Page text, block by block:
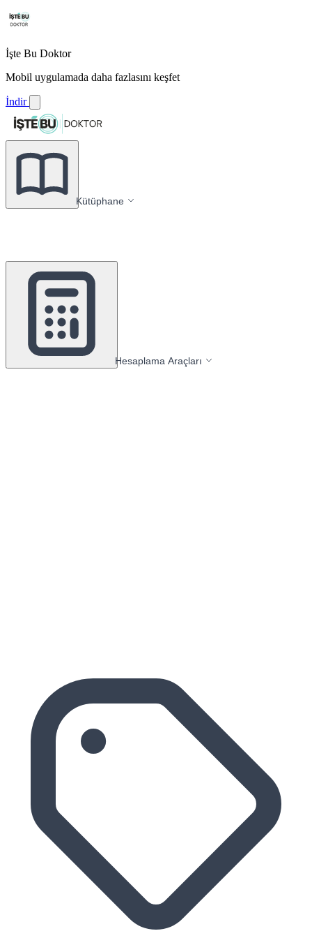
İşte Bu Doktor
Mobil uygulamada daha fazlasını keşfet
İndir
Kütüphane
Hesaplama Araçları